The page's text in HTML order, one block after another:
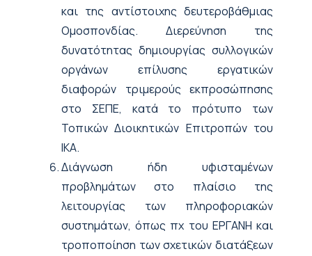
και της αντίστοιχης δευτεροβάθμιας
Ομοσπονδίας. Διερεύνηση της
δυνατότητας δημιουργίας συλλογικών
οργάνων επίλυσης εργατικών
διαφορών τριμερούς εκπροσώπησης
στο ΣΕΠΕ, κατά το πρότυπο των
Τοπικών Διοικητικών Επιτροπών του
ΙΚΑ.
Διάγνωση ήδη υφισταμένων
προβλημάτων στο πλαίσιο της
λειτουργίας των πληροφοριακών
συστημάτων, όπως πχ του ΕΡΓΑΝΗ και
τροποποίηση των σχετικών διατάξεων